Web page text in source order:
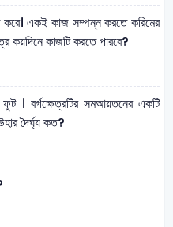
করে। একই কাজ সম্পন্ন করতে করিমের
কয়দিনে কাজটি করতে পারবে?
ফুট । বর্গক্ষেত্রটির সমআয়তনের একটি
দৈর্ঘ্য কত?